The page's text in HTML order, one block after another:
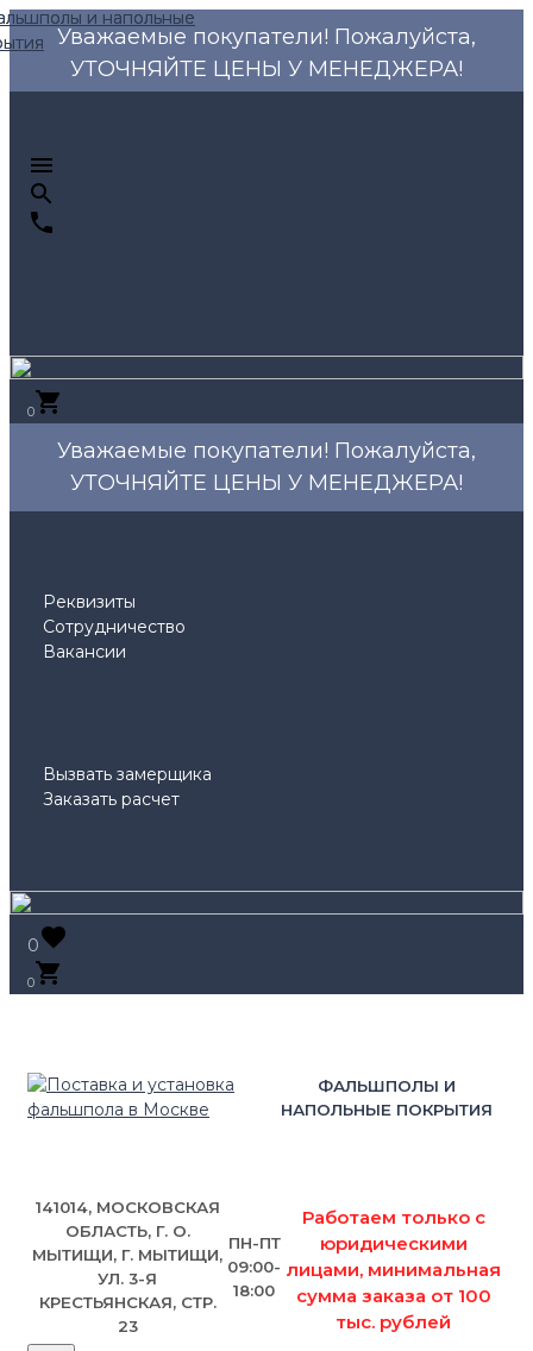
Уважаемые покупатели! Пожалуйста,
УТОЧНЯЙТЕ ЦЕНЫ У МЕНЕДЖЕРА!
0
Уважаемые покупатели! Пожалуйста,
УТОЧНЯЙТЕ ЦЕНЫ У МЕНЕДЖЕРА!
Реквизиты
Сотрудничество
Вакансии
Вызвать замерщика
Заказать расчет
0
0
ФАЛЬШПОЛЫ И
НАПОЛЬНЫЕ ПОКРЫТИЯ
141014, МОСКОВСКАЯ
ОБЛАСТЬ, Г. О.
МЫТИЩИ, Г. МЫТИЩИ,
УЛ. 3-Я
КРЕСТЬЯНСКАЯ, СТР.
23
ПН-ПТ
09:00-
18:00
Работаем только с
юридическими
лицами, минимальная
сумма заказа от 100
тыс. рублей